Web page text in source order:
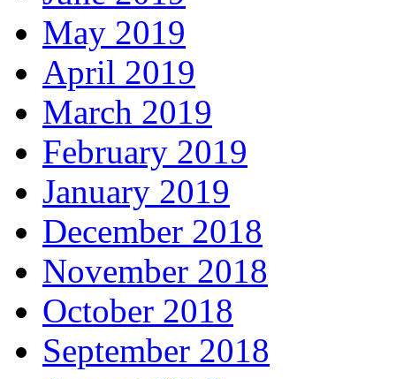
May 2019
April 2019
March 2019
February 2019
January 2019
December 2018
November 2018
October 2018
September 2018